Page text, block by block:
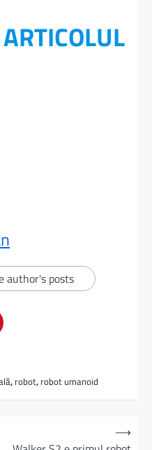
author's posts
, robot, robot umanoid
⟶